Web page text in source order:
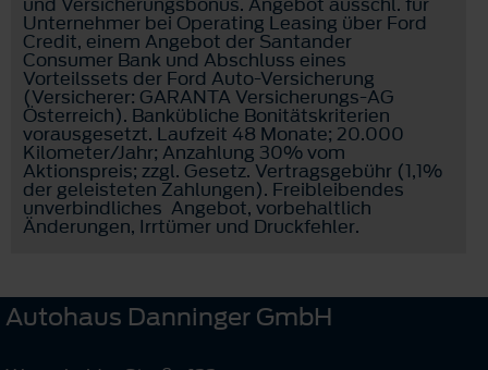
Unternehmer bei Operating Leasing über Ford
Credit, einem Angebot der Santander
Consumer Bank und Abschluss eines
Vorteilssets der Ford Auto-Versicherung
(Versicherer: GARANTA Versicherungs-AG
Österreich). Bankübliche Bonitätskriterien
vorausgesetzt. Laufzeit 48 Monate; 20.000
Kilometer/Jahr; Anzahlung 30% vom
Aktionspreis; zzgl. Gesetz. Vertragsgebühr (1,1%
der geleisteten Zahlungen). Freibleibendes
unverbindliches Angebot, vorbehaltlich
Änderungen, Irrtümer und Druckfehler.
Autohaus Danninger GmbH